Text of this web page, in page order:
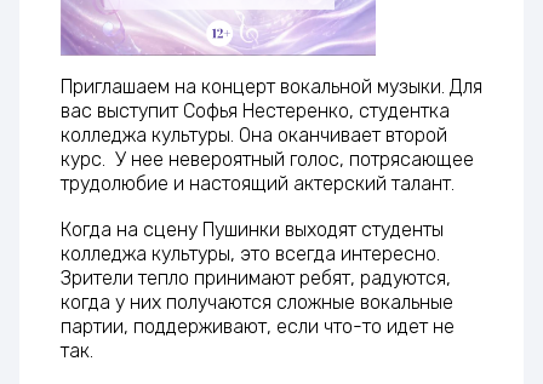
Приглашаем на концерт вокальной музыки. Для
вас выступит Софья Нестеренко, студентка
колледжа культуры. Она оканчивает второй
курс. У нее невероятный голос, потрясающее
трудолюбие и настоящий актерский талант.
Когда на сцену Пушинки выходят студенты
колледжа культуры, это всегда интересно.
Зрители тепло принимают ребят, радуются,
когда у них получаются сложные вокальные
партии, поддерживают, если что-то идет не
так.